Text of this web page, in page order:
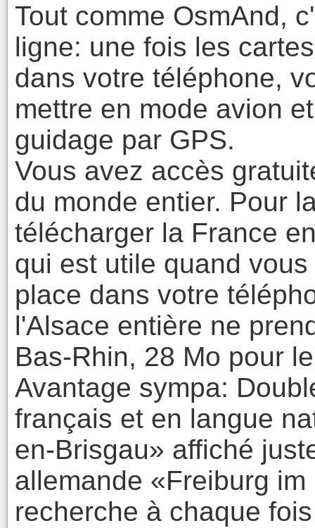
Tout comme OsmAnd,
ligne: une fois les
dans votre téléphone,
mettre en mode avion
guidage par GPS.
Vous avez accès
du monde entier. Pour
télécharger la France
qui est utile quand
place dans votre
l'Alsace entière ne
Bas-Rhin, 28 Mo pour
Avantage sympa:
français et en langue
en-Brisgau» affiché
allemande «Freiburg
recherche à chaque